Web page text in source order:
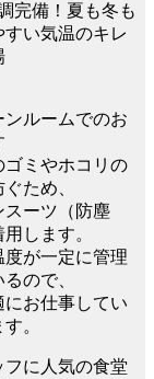
完備！夏も冬も
すい気温のキレ
ルームでのお
ゴミやホコリの
ため、
スーツ（防塵
します。
度が一定に管理
ので、
にお仕事してい
。
に人気の食堂